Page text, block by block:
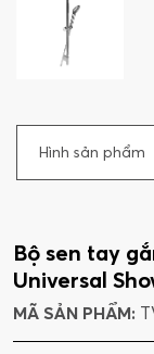
Hình sản phẩm
Bộ sen tay
Universal
MÃ SẢN PHẨM: